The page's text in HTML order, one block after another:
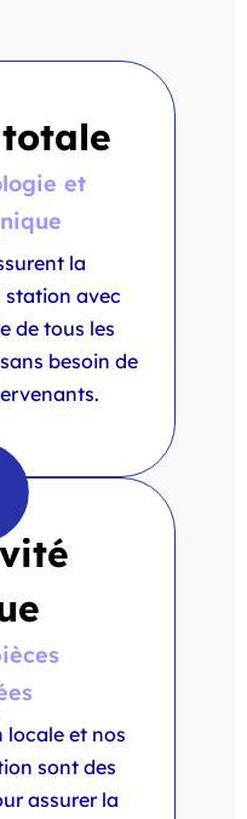
et
la
station avec
de tous les
besoin de
locale et nos
sont des
assurer la